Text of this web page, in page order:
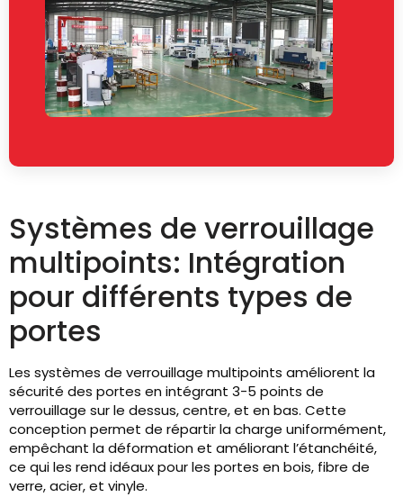
Systèmes de verrouillage
multipoints: Intégration
pour différents types de
portes
Les systèmes de verrouillage multipoints améliorent la
sécurité des portes en intégrant 3-5 points de
verrouillage sur le dessus, centre, et en bas. Cette
conception permet de répartir la charge uniformément,
empêchant la déformation et améliorant l’étanchéité,
ce qui les rend idéaux pour les portes en bois, fibre de
verre, acier, et vinyle.